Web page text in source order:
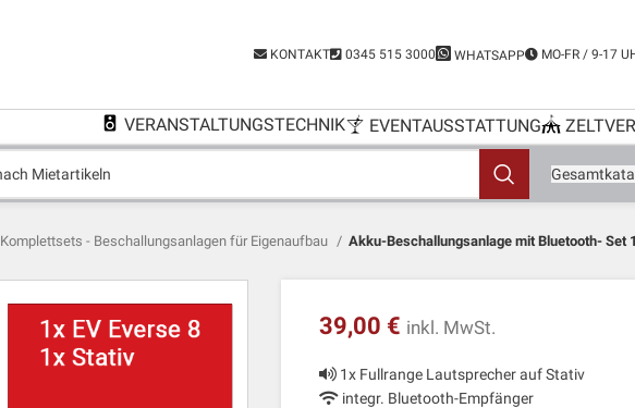
KONTAKT 0345 515 3000 WHATSAPP MO-FR / 9-17
VERANSTALTUNGSTECHNIK EVENTAUSSTATTUNG
Komplettsets - Beschallungsanlagen für Eigenaufbau Akku-Beschallungsanlage mit Bluetooth- Set
39,00 € inkl. MwSt.
1x Fullrange Lautsprecher auf Stativ
integr. Bluetooth-Empfänger